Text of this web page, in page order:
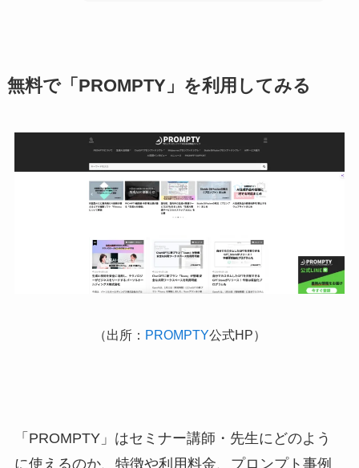
無料で「PROMPTY」を利用してみる
（出所： PROMPTY公式HP）
「PROMPTY」はセミナー講師・先生にどのよう
に使えるのか、特徴や利用料金、プロンプト事例